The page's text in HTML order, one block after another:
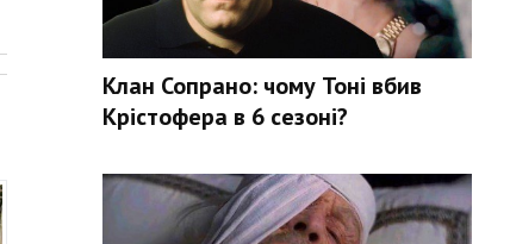
Клан Сопрано: чому Тоні вбив
Крістофера в 6 сезоні?